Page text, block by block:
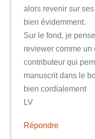
alors revenir sur
bien évidemment.
Sur le fond, je
reviewer comme un
contributeur qui
manuscrit dans le
bien cordialement
LV
Répondre